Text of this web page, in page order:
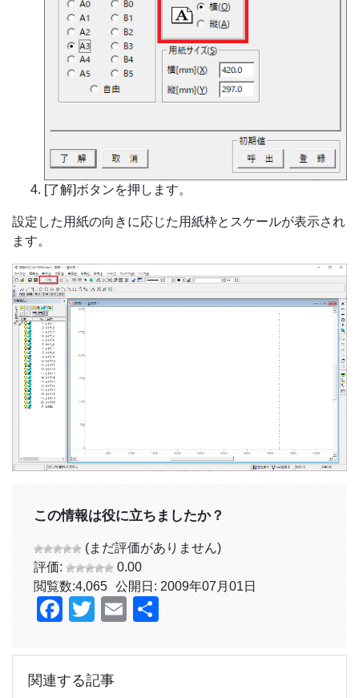
[了解]ボタンを押します。
設定した用紙の向きに応じた用紙枠とスケールが表示され
ます。
この情報は役に立ちましたか？
(まだ評価がありません)
評価:
0.00
閲覧数:4,065 公開日: 2009年07月01日
Facebook
TwitterEmail
関連する記事